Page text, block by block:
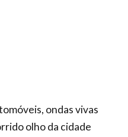
ondas vivas
olho da cidade